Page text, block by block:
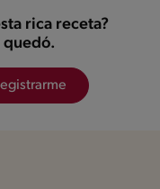
rica receta?
quedó.